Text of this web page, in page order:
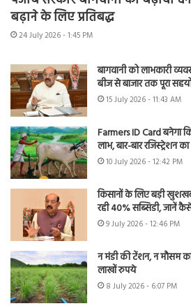
बढ़ाने के लिए प्रतिबद्ध
24 July 2026 - 1:45 PM
बागवानी को लाभकारी
बीज से बाजार तक पूरा
15 July 2026 - 11:43 AM
Farmers ID Card बनेगा
लाभ, बार-बार
10 July 2026 - 12:42 PM
किसानों के लिए बड़ी
रही 40% सब्सिडी, जानें
9 July 2026 - 12:46 PM
न मंडी की टेंशन, न मौसम
लाखों रुपये
8 July 2026 - 6:07 PM